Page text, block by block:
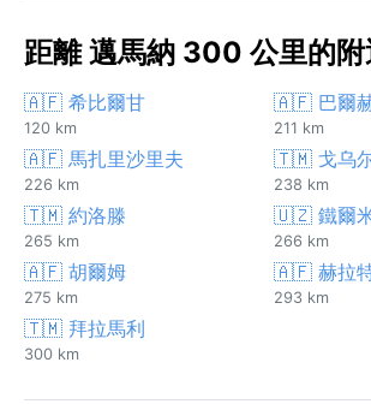
距離 邁馬納 300 公里的
🇦🇫 希比爾甘
120 km
🇦🇫 巴爾
211 km
🇦🇫 馬扎里沙里夫
226 km
🇹🇲 戈乌
238 km
🇹🇲 約洛滕
265 km
🇺🇿 鐵爾
266 km
🇦🇫 胡爾姆
275 km
🇦🇫 赫拉
293 km
🇹🇲 拜拉馬利
300 km